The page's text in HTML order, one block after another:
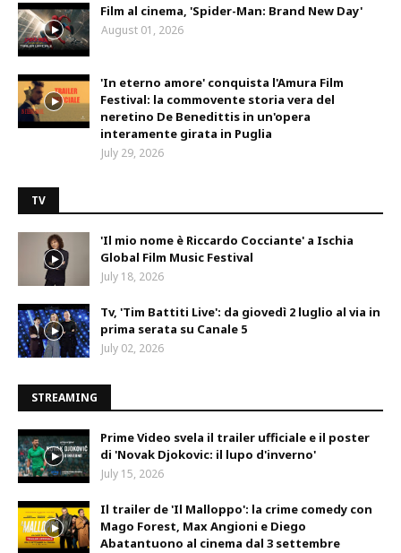
Film al cinema, 'Spider-Man: Brand New Day'
August 01, 2026
'In eterno amore' conquista l'Amura Film
Festival: la commovente storia vera del
neretino De Benedittis in un'opera
interamente girata in Puglia
July 29, 2026
TV
'Il mio nome è Riccardo Cocciante' a Ischia
Global Film Music Festival
July 18, 2026
Tv, 'Tim Battiti Live': da giovedì 2 luglio al via in
prima serata su Canale 5
July 02, 2026
STREAMING
Prime Video svela il trailer ufficiale e il poster
di 'Novak Djokovic: il lupo d'inverno'
July 15, 2026
Il trailer de 'Il Malloppo': la crime comedy con
Mago Forest, Max Angioni e Diego
Abatantuono al cinema dal 3 settembre